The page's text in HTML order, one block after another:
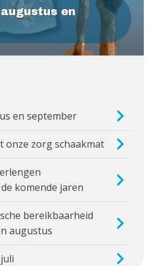
en
en september
onze zorg schaakmat
komende jaren
bereikbaarheid
augustus